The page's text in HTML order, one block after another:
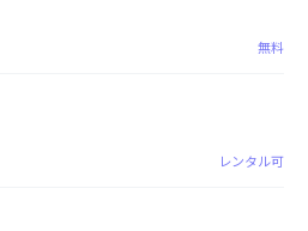
無料
レンタル可